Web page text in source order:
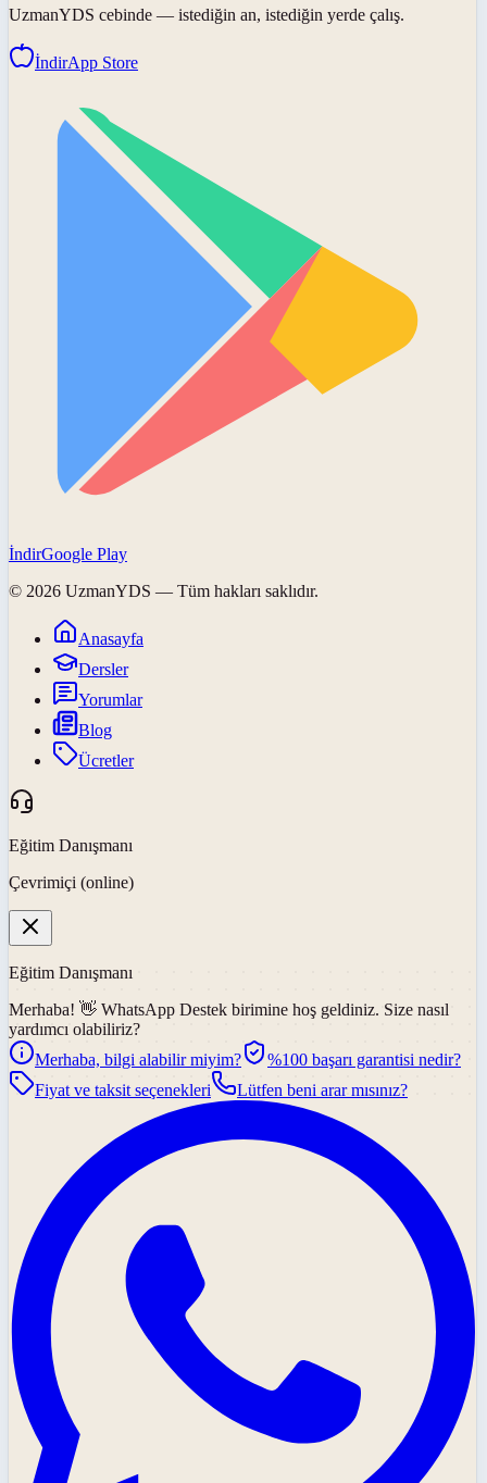
UzmanYDS cebinde — istediğin an, istediğin yerde çalış.
İndirApp Store
İndirGoogle Play
© 2026 UzmanYDS — Tüm hakları saklıdır.
Anasayfa
Dersler
Yorumlar
Blog
Ücretler
Eğitim Danışmanı
Çevrimiçi (online)
Eğitim Danışmanı
Merhaba! 👋 WhatsApp Destek birimine hoş geldiniz. Size nasıl
yardımcı olabiliriz?
Merhaba, bilgi alabilir miyim?
%100 başarı garantisi nedir?
Fiyat ve taksit seçenekleri
Lütfen beni arar mısınız?